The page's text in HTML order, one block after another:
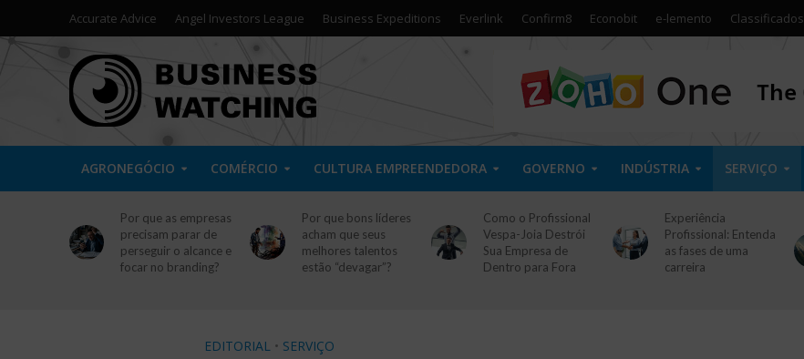
Accurate Advice Angel Investors League Business Expeditions Everlink Confirm8 Econobit e-lemento Classificados
AGRONEGÓCIO COMÉRCIO CULTURA EMPREENDEDORA GOVERNO INDÚSTRIA SERVIÇO
Por que as empresas
precisam parar de
perseguir o alcance e
focar no branding?
Por que bons líderes
acham que seus
melhores talentos
estão “devagar”?
Como o Profissional
Vespa-Joia Destrói
Sua Empresa de
Dentro para Fora
Experiência
Profissional: Entenda
as fases de uma
carreira
EDITORIAL • SERVIÇO